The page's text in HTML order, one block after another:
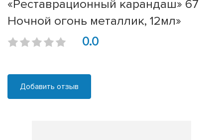
«Реставрационный карандаш» 67
Ночной огонь металлик, 12мл»
0.0
Добавить отзыв